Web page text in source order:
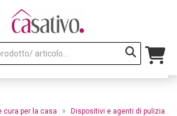
cura per la casa » Dispositivi e agenti di pulizia